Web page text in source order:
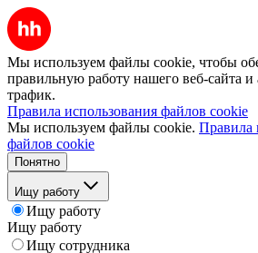
Мы используем файлы cookie, чтобы
правильную работу нашего веб-сайта и
трафик.
Правила использования файлов cookie
Мы используем файлы cookie. Правила
файлов cookie
Понятно
Ищу работу
Ищу работу
Ищу работу
Ищу сотрудника